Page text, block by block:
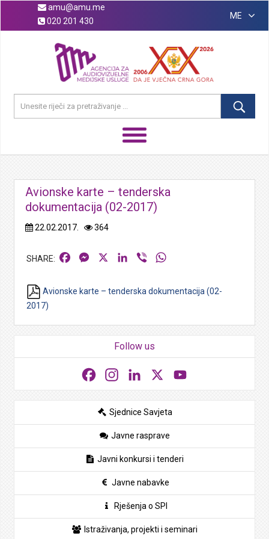
amu@amu.me
020 201 430
ME
Avionske karte – tenderska
dokumentacija (02-2017)
22.02.2017. 364
FacebookMessengerLinkedIn
Viber
Avionske karte – tenderska dokumentacija (02-
2017)
Follow us
FacebookInstagramLinkedIn
Sjednice Savjeta
Javne rasprave
Javni konkursi i tenderi
Javne nabavke
Rješenja o SPI
Istraživanja, projekti i seminari